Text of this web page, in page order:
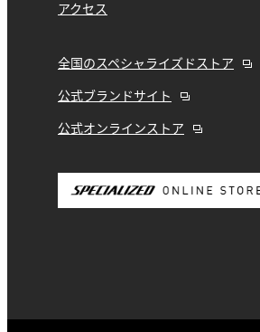
アクセス
全国のスペシャライズドストア
公式ブランドサイト
公式オンラインストア